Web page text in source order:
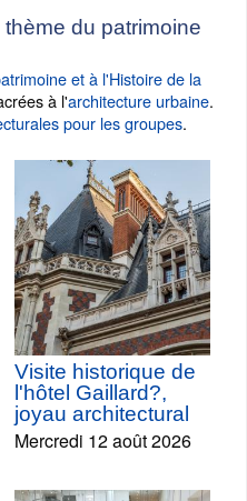
du patrimoine
et à l'Histoire de la
à l'architecture urbaine.
pour les groupes.
Visite historique de
l'hôtel Gaillard?,
joyau architectural
Mercredi 12 août 2026